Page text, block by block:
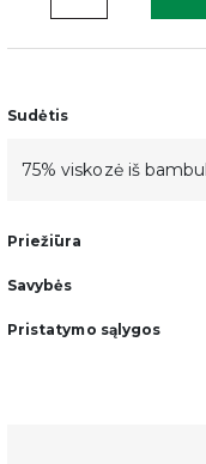
Sudėtis
75% viskozė iš
Priežiūra
Savybės
Pristatymo sąlygos